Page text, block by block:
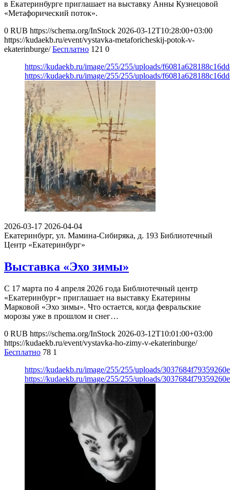
в Екатеринбурге приглашает на выставку Анны Кузнецовой
«Метафорический поток».
0 RUB https://schema.org/InStock 2026-03-12T10:28:00+03:00
https://kudaekb.ru/event/vystavka-metaforicheskij-potok-v-
ekaterinburge/ Бесплатно 121 0
https://kudaekb.ru/image/255/255/uploads/
https://kudaekb.ru/image/255/255/uploads/
2026-03-17 2026-04-04
Екатеринбург, ул. Мамина-Сибиряка, д. 193 Библиотечный
Центр «Екатеринбург»
Выставка «Эхо зимы»
С 17 марта по 4 апреля 2026 года Библиотечный центр
«Екатеринбург» приглашает на выставку Екатерины
Марковой «Эхо зимы». Что остается, когда февральские
морозы уже в прошлом и снег…
0 RUB https://schema.org/InStock 2026-03-12T10:01:00+03:00
https://kudaekb.ru/event/vystavka-ho-zimy-v-ekaterinburge/
Бесплатно 78 1
https://kudaekb.ru/image/255/255/uploads/
https://kudaekb.ru/image/255/255/uploads/